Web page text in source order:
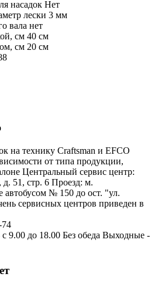
насадок Нет
лески 3 мм
вала нет
см 40 см
см 20 см
на технику Craftsman и EFCO
от типа продукции,
Центральный сервис центр:
51, стр. 6 Проезд: м.
автобусом № 150 до ост. "ул.
сервисных центров приведен в
74
9.00 до 18.00 Без обеда Выходные -